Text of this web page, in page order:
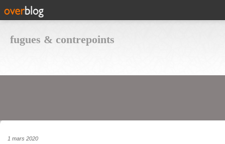
fugues & contrepoints
1 mars 2020